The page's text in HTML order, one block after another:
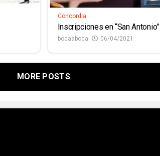
Concordia
Inscripciones en “San Antonio”
bocaaboca 06/04/2021
MORE POSTS